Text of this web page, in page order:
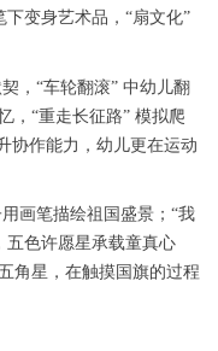
变身艺术品，“扇文化”
，“车轮翻滚” 中幼儿翻
，“重走长征路” 模拟爬
协作能力，幼儿更在运动
画笔描绘祖国盛景；“我
五色许愿星承载童真心
角星，在触摸国旗的过程